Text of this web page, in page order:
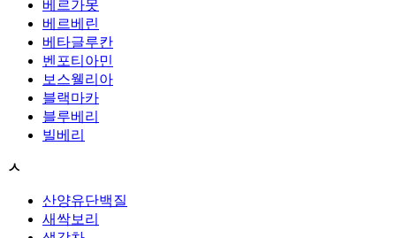
베르가못
베르베린
베타글루칸
벤포티아민
보스웰리아
블랙마카
블루베리
빌베리
ㅅ
산양유단백질
새싹보리